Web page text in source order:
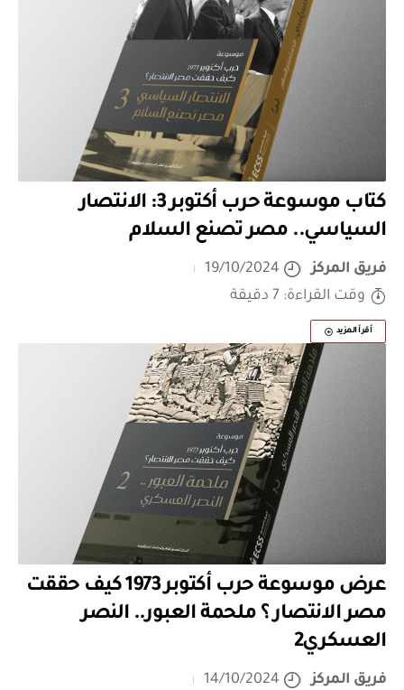
كتاب موسوعة حرب أكتوبر 3: الانتصار
السياسي.. مصر تصنع السلام
فريق المركز
19/10/2024
وقت القراءة: 7 دقيقة
أقرأ المزيد
عرض موسوعة حرب أكتوبر 1973 كيف حققت
مصر الانتصار ؟ ملحمة العبور.. النصر
العسكري2
فريق المركز
14/10/2024